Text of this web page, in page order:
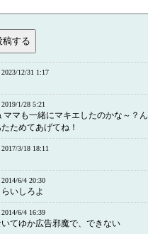
2023/12/31 1:17
2019/1/28 5:21
ママも一緒にマキエしたのかな～？
ためてあげてね！
2017/3/18 18:11
2014/6/4 20:30
いしろよ
2014/6/4 16:39
いてゆか広告邪魔で、できない